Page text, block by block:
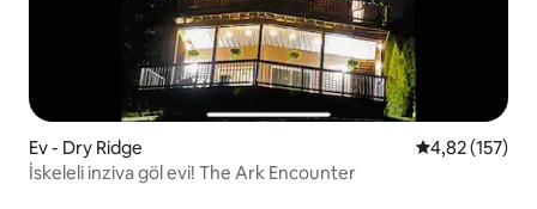
Ev - Dry Ridge 5 üzerinden
4,82 (157)
İskeleli inziva göl evi! The Ark Encounter